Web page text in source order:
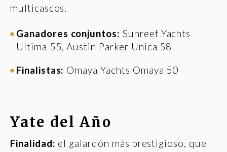
multicascos.
Ganadores conjuntos: Sunreef Yachts
Ultima 55, Austin Parker Unica 58
Finalistas: Omaya Yachts Omaya 50
Yate del Año
Finalidad: el galardón más prestigioso, que